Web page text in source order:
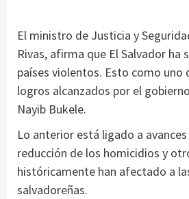
El ministro de Justicia y
Rivas, afirma que El Salvador ha
países violentos. Esto como
logros alcanzados por el
Nayib Bukele.
Lo anterior está ligado a
reducción de los homicidios y
históricamente han afectado a
salvadoreñas.